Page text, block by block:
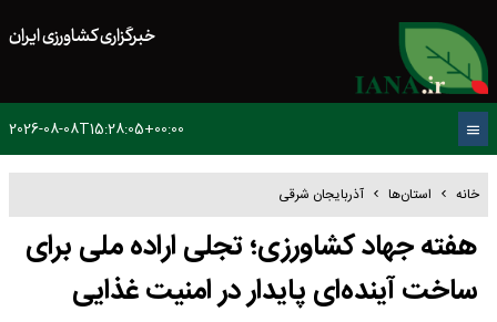
خبرگزاری کشاورزی ایران
2026-08-08T15:28:05+00:00
خانه استان‌ها آذربایجان شرقی
هفته جهاد کشاورزی؛ تجلی اراده ملی برای
ساخت آینده‌ای پایدار در امنیت غذایی